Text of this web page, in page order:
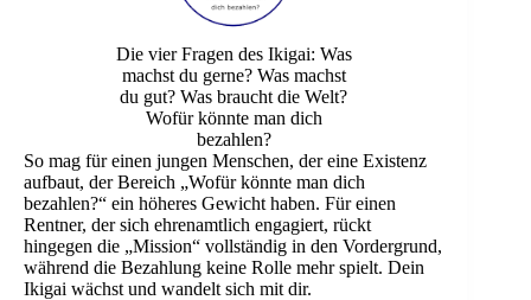
Die vier Fragen des Ikigai: Was
machst du gerne? Was machst
du gut? Was braucht die Welt?
Wofür könnte man dich
bezahlen?
So mag für einen jungen Menschen, der eine Existenz
aufbaut, der Bereich „Wofür könnte man dich
bezahlen?“ ein höheres Gewicht haben. Für einen
Rentner, der sich ehrenamtlich engagiert, rückt
hingegen die „Mission“ vollständig in den Vordergrund,
während die Bezahlung keine Rolle mehr spielt. Dein
Ikigai wächst und wandelt sich mit dir.